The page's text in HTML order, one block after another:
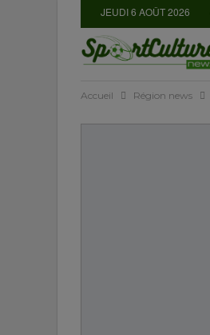
JEUDI 6 AOÛT 2026
Accueil Région news